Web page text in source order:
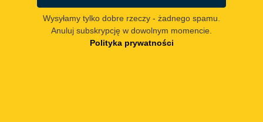
Wysyłamy tylko dobre rzeczy - żadnego spamu.
Anuluj subskrypcję w dowolnym momencie.
Polityka prywatności